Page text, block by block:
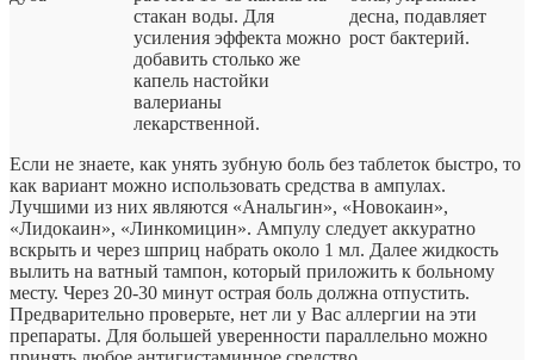
стакан воды. Для
усиления эффекта можно
добавить столько же
капель настойки
валерианы
лекарственной.
десна, подавляет
рост бактерий.
Если не знаете, как унять зубную боль без таблеток быстро, то
как вариант можно использовать средства в ампулах.
Лучшими из них являются «Анальгин», «Новокаин»,
«Лидокаин», «Линкомицин». Ампулу следует аккуратно
вскрыть и через шприц набрать около 1 мл. Далее жидкость
вылить на ватный тампон, который приложить к больному
месту. Через 20-30 минут острая боль должна отпустить.
Предварительно проверьте, нет ли у Вас аллергии на эти
препараты. Для большей уверенности параллельно можно